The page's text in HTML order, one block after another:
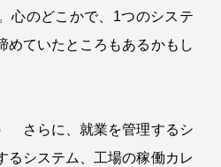
心のどこかで、1つのシステ
めていたところもあるかもし
さらに、就業を管理するシ
るシステム、工場の稼働カレ